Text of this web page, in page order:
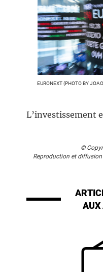
EURONEXT (PHOTO BY
L’investissement
©
Reproduction et
AUX